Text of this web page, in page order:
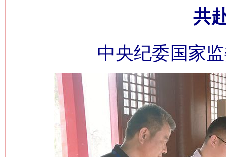
共
中央纪委国家